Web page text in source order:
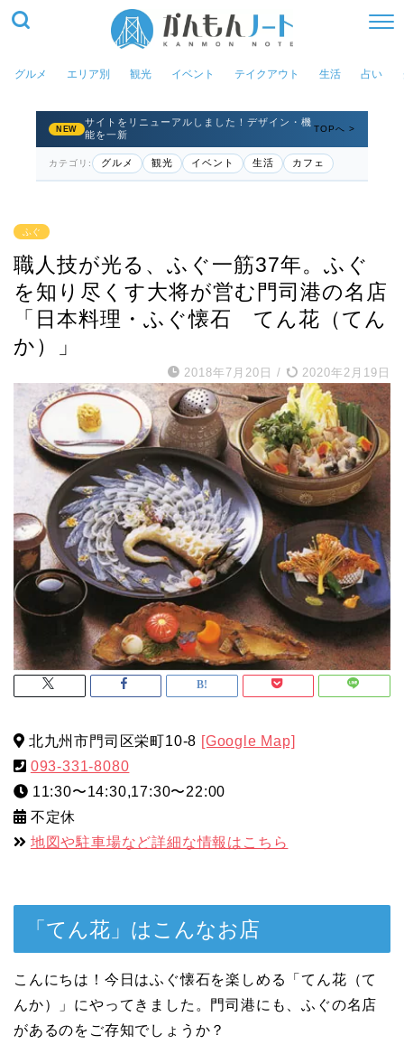
グルメ エリア別 観光 イベント テイクアウト 生活 占い
NEW
サイトをリニューアルしました！デザイン・機
能を一新
TOPへ >
カテゴリ: グルメ 観光 イベント 生活 カフェ
ふぐ
職人技が光る、ふぐ一筋37年。ふぐ
を知り尽くす大将が営む門司港の名店
「日本料理・ふぐ懐石 てん花（てん
か）」
2018年7月20日 / 2020年2月19日
北九州市門司区栄町10-8 [Google Map]
093-331-8080
11:30〜14:30,17:30〜22:00
不定休
地図や駐車場など詳細な情報はこちら
「てん花」はこんなお店
こんにちは！今日はふぐ懐石を楽しめる「てん花（て
んか）」にやってきました。門司港にも、ふぐの名店
があるのをご存知でしょうか？